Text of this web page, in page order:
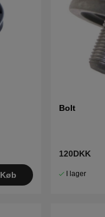
Køb
Bolt
120DKK
I lager